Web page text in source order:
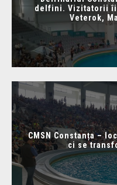
delfini. Vizitatorii îi
Veterok,
CMSN Constanța –
ci se